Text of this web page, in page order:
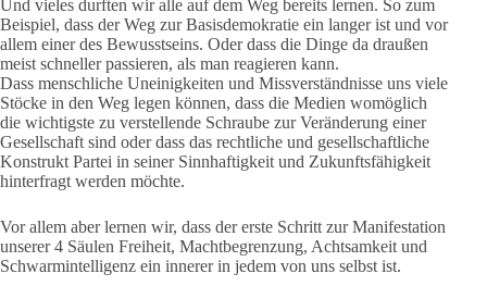
Und vieles durften wir alle auf dem Weg bereits lernen. So zum
Beispiel, dass der Weg zur Basisdemokratie ein langer ist und vor
allem einer des Bewusstseins. Oder dass die Dinge da draußen
meist schneller passieren, als man reagieren kann.
Dass menschliche Uneinigkeiten und Missverständnisse uns viele
Stöcke in den Weg legen können, dass die Medien womöglich
die wichtigste zu verstellende Schraube zur Veränderung einer
Gesellschaft sind oder dass das rechtliche und gesellschaftliche
Konstrukt Partei in seiner Sinnhaftigkeit und Zukunftsfähigkeit
hinterfragt werden möchte.
Vor allem aber lernen wir, dass der erste Schritt zur Manifestation
unserer 4 Säulen Freiheit, Machtbegrenzung, Achtsamkeit und
Schwarmintelligenz ein innerer in jedem von uns selbst ist.